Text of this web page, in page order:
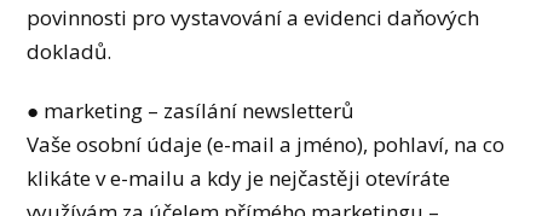
povinnosti pro vystavování a evidenci daňových
dokladů.
● marketing – zasílání newsletterů
Vaše osobní údaje (e-mail a jméno), pohlaví, na co
klikáte v e-mailu a kdy je nejčastěji otevíráte